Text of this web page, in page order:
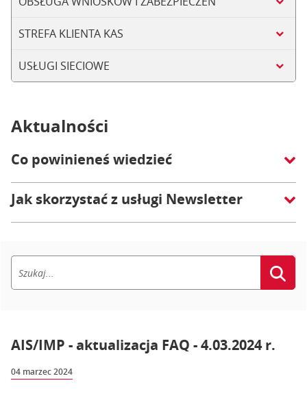
STREFA KLIENTA KAS
USŁUGI SIECIOWE
Aktualności
Co powinieneś wiedzieć
Jak skorzystać z usługi Newsletter
AIS/IMP - aktualizacja FAQ - 4.03.2024 r.
04 marzec 2024